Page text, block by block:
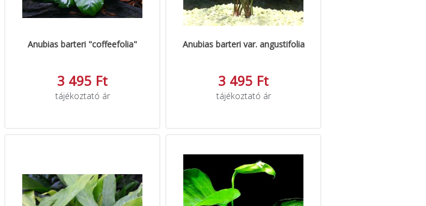
Anubias barteri "coffeefolia"
3 495 Ft
tájékoztató ár
Anubias barteri var. angustifolia
3 495 Ft
tájékoztató ár